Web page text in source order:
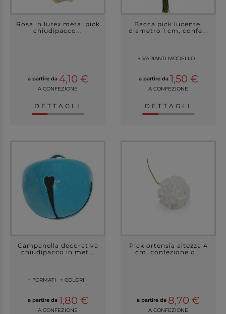
Rosa in lurex metal pick
chiudipacco...
a partire da 4,10 €
A CONFEZIONE
DETTAGLI
Bacca pick lucente,
diametro 1 cm, confe...
+ VARIANTI MODELLO
a partire da 1,50 €
A CONFEZIONE
DETTAGLI
Campanella decorativa
chiudipacco in met...
+ FORMATI + COLORI
a partire da 1,80 €
A CONFEZIONE
Pick ortensia altezza 4
cm, confezione d...
a partire da 8,70 €
A CONFEZIONE